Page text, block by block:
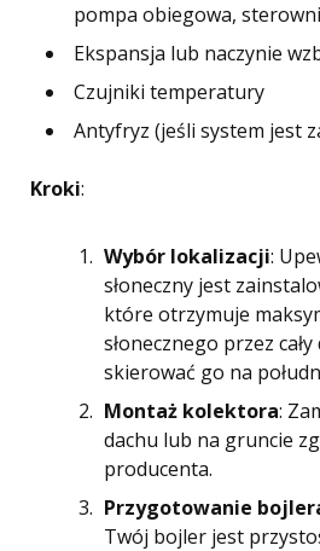
pompa obiegowa,
Ekspansja lub naczynie
Czujniki temperatury
Antyfryz (jeśli system jest
Kroki:
Wybór lokalizacji:
słoneczny jest
które otrzymuje
słonecznego przez
skierować go na
Montaż kolektora:
dachu lub na gruncie
producenta.
Przygotowanie
Twój bojler jest